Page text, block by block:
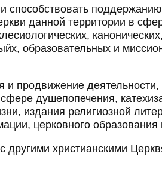
поддержанию
данной территории в
образовательных и
продвижение
душепопечения,
издания религиозной
церковного образования
христианскими